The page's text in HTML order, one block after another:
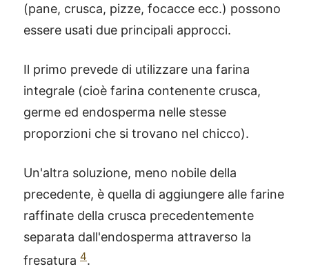
(pane, crusca, pizze, focacce ecc.) possono
essere usati due principali approcci.
Il primo prevede di utilizzare una farina
integrale (cioè farina contenente crusca,
germe ed endosperma nelle stesse
proporzioni che si trovano nel chicco).
Un'altra soluzione, meno nobile della
precedente, è quella di aggiungere alle farine
raffinate della crusca precedentemente
separata dall'endosperma attraverso la
fresatura 4.